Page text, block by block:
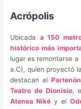
Acrópolis
Ubicada a 150
histórico más
lugar es remontarse
a.C), quien proyectó
destacan el Partenón
Teatro de Dionisio,
Atenea Nikéy el